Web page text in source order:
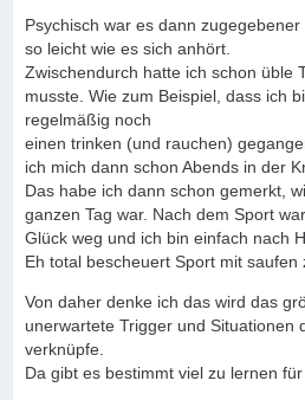
Psychisch war es dann
so leicht wie es sich anhört.
Zwischendurch hatte ich schon üble
musste. Wie zum Beispiel, dass ich
regelmäßig noch
einen trinken (und rauchen)
ich mich dann schon Abends in der
Das habe ich dann schon gemerkt,
ganzen Tag war. Nach dem Sport
Glück weg und ich bin einfach nach
Eh total bescheuert Sport mit saufen
Von daher denke ich das wird das
unerwartete Trigger und Situationen
verknüpfe.
Da gibt es bestimmt viel zu lernen für